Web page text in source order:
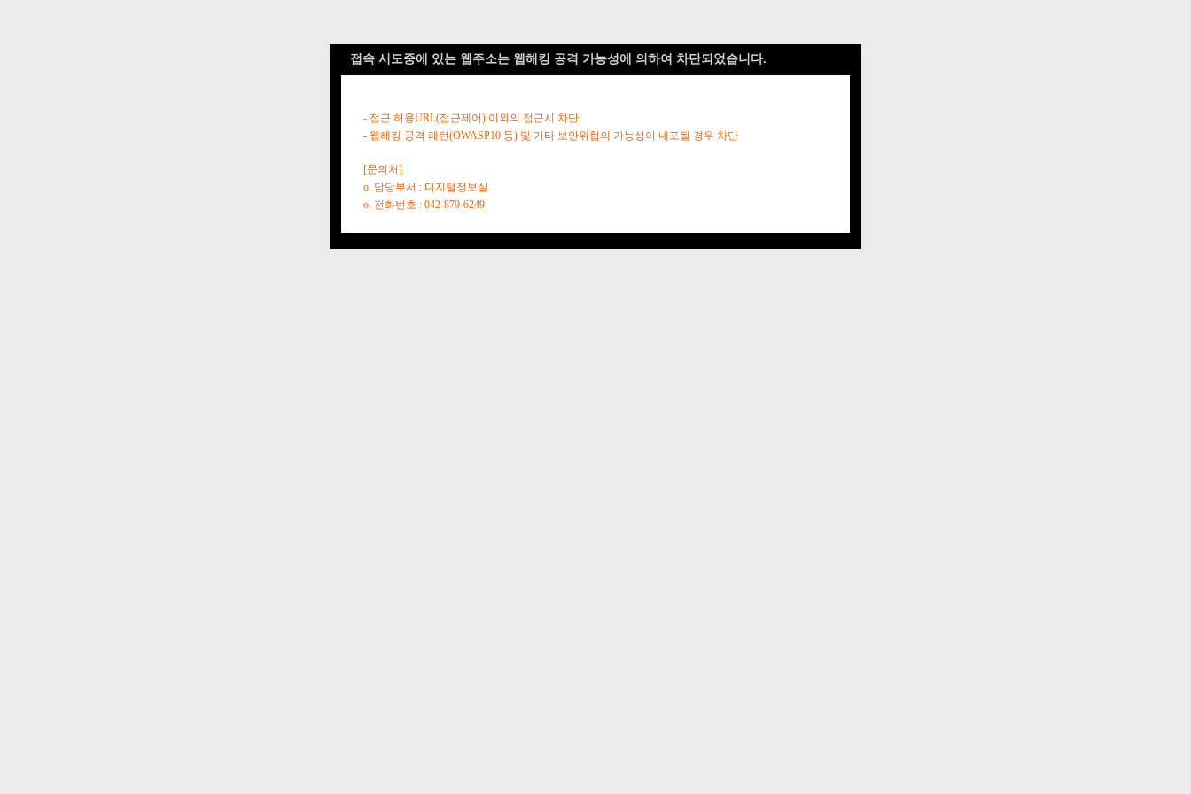
접속 시도중에 있는 웹주소는 웹해킹 공격 가능성에 의하여 차단되었습니다.
- 접근 허용URL(접근제어) 이외의 접근시 차단
- 웹해킹 공격 패턴(OWASP10 등) 및 기타 보안위협의 가능성이 내포될 경우 차단
[문의처]
o. 담당부서 : 디지털정보실
o. 전화번호 : 042-879-6249